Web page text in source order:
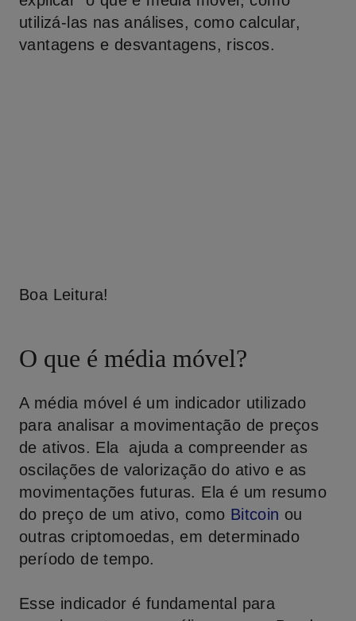
utilizá-las nas análises, como calcular,
vantagens e desvantagens, riscos.
Boa Leitura!
O que é média móvel?
A média móvel é um indicador utilizado
para analisar a movimentação de preços
de ativos. Ela ajuda a compreender as
oscilações de valorização do ativo e as
movimentações futuras. Ela é um resumo
do preço de um ativo, como Bitcoin ou
outras criptomoedas, em determinado
período de tempo.
Esse indicador é fundamental para